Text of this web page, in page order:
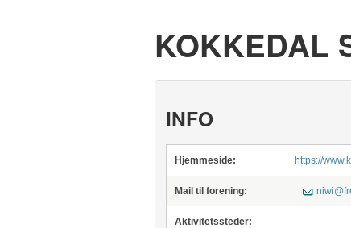
KOKKEDAL
INFO
Hjemmeside: https://
Mail til forening:
Aktivitetssteder: